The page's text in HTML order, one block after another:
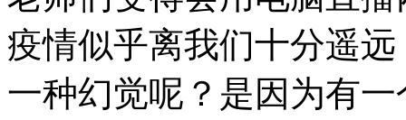
疫情似乎离我们十分遥
一种幻觉呢？是因为有